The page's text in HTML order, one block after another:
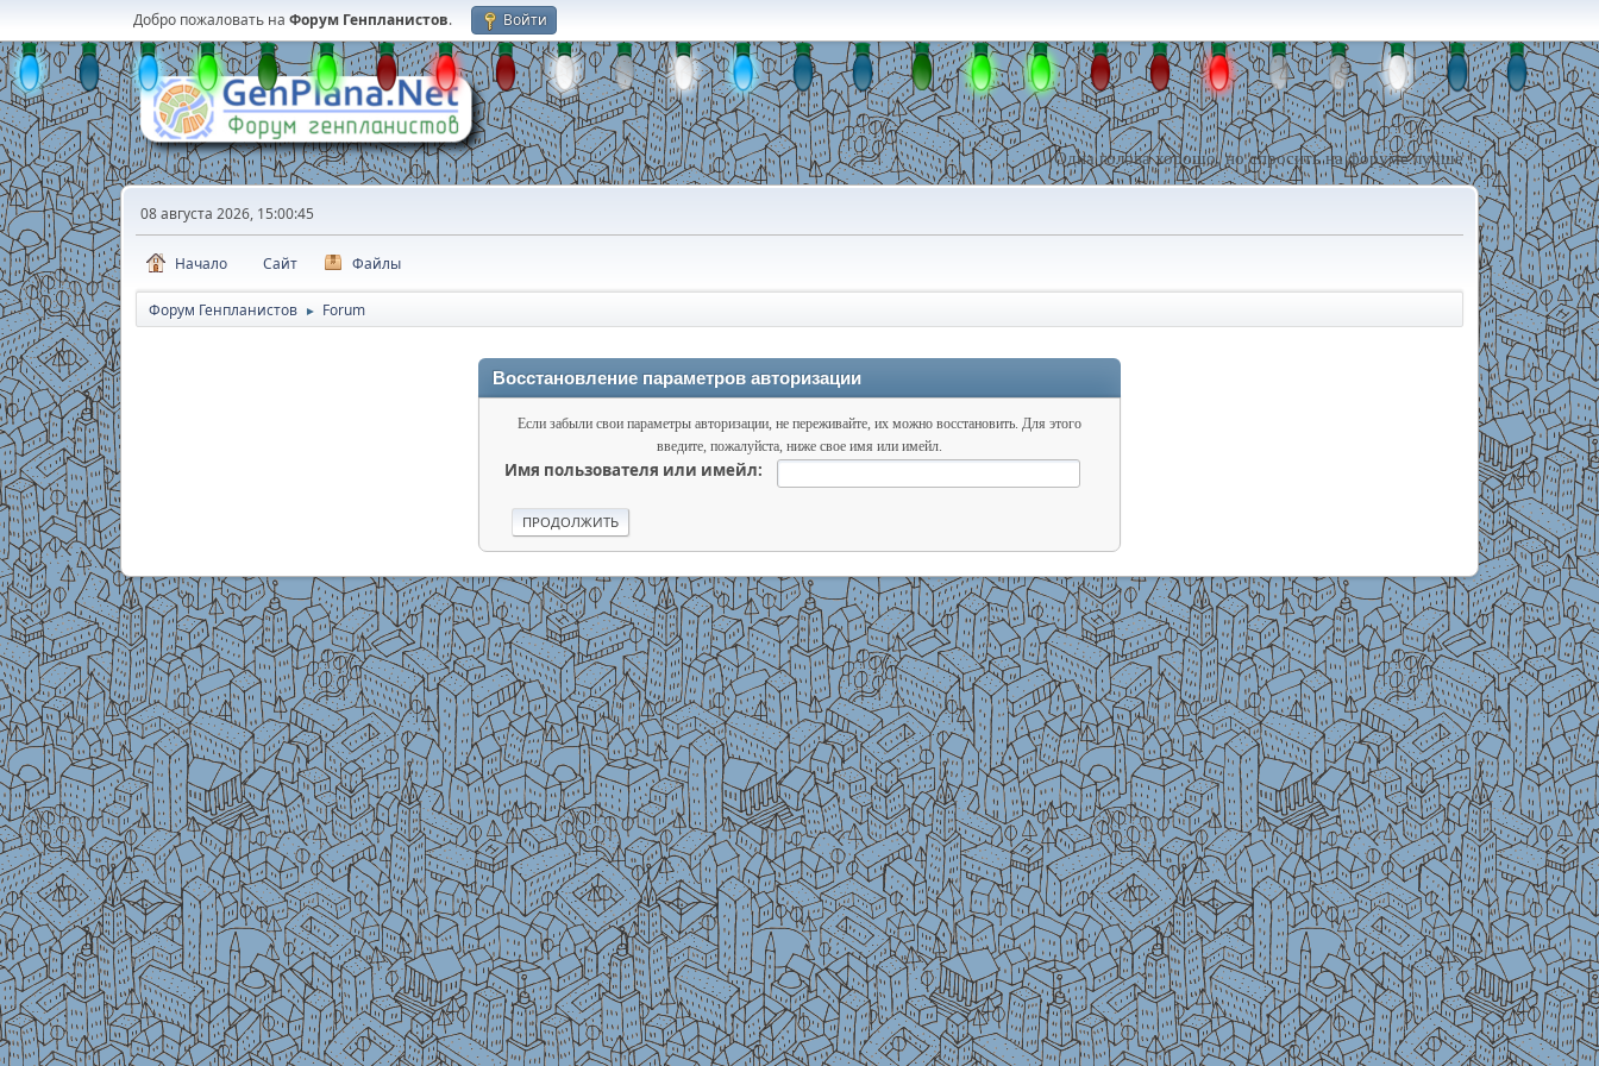
Добро пожаловать на Форум Генпланистов. Войти
Одна голова хорошо, но спросить на форуме лучше !
08 августа 2026, 15:00:45
Начало Сайт Файлы
Форум Генпланистов ► Forum
Восстановление параметров авторизации
Если забыли свои параметры авторизации, не переживайте, их можно восстановить. Для этого
введите, пожалуйста, ниже свое имя или имейл.
Имя пользователя или имейл: